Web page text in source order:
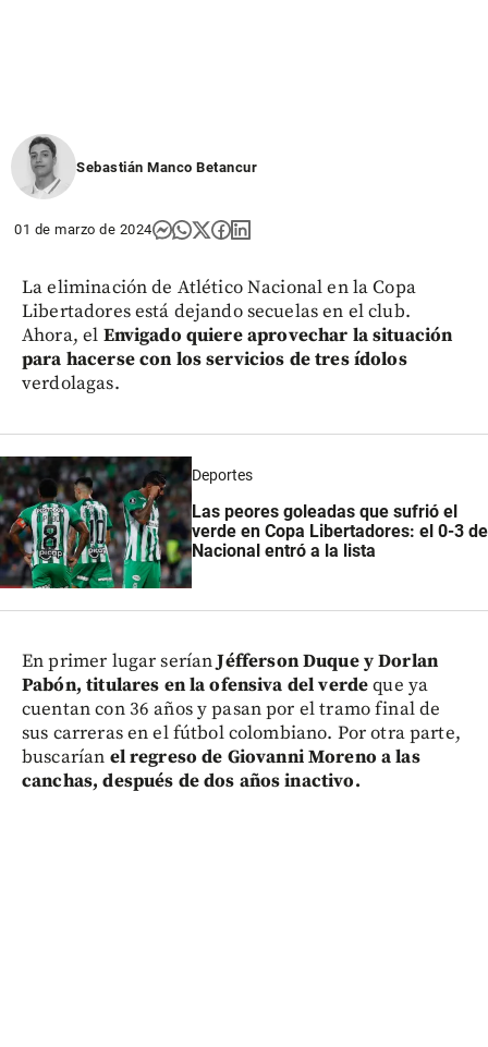
Sebastián Manco Betancur
01 de marzo de 2024
La eliminación de Atlético Nacional en la Copa
Libertadores está dejando secuelas en el club.
Ahora, el Envigado quiere aprovechar la situación
para hacerse con los servicios de tres ídolos
verdolagas.
Deportes
Las peores goleadas que sufrió el
verde en Copa Libertadores: el 0-3 de
Nacional entró a la lista
En primer lugar seríanJéfferson Duque y Dorlan
Pabón, titulares en la ofensiva del verdeque ya
cuentan con 36 años y pasan por el tramo final de
sus carreras en el fútbol colombiano. Por otra parte,
buscarían el regreso de Giovanni Moreno a las
canchas, después de dos años inactivo.